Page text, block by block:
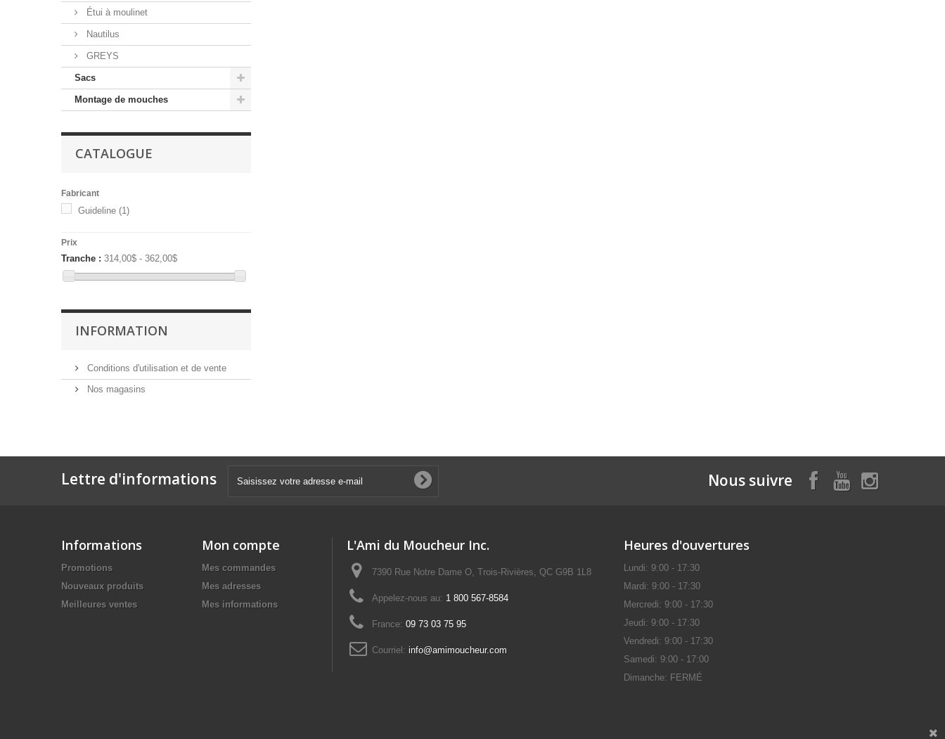
Étui à moulinet
Nautilus
GREYS
Sacs
Montage de mouches
CATALOGUE
Fabricant
Guideline (1)
Prix
Tranche : 314,00$ - 362,00$
INFORMATION
Conditions d'utilisation et de vente
Nos magasins
Lettre d'informations Nous suivre
Informations
Promotions
Nouveaux produits
Meilleures ventes
Mon compte
Mes commandes
Mes adresses
Mes informations
L'Ami du Moucheur Inc.
7390 Rue Notre Dame O, Trois-Rivières, QC G9B 1L8
Appelez-nous au: 1 800 567-8584
France: 09 73 03 75 95
Courriel: info@amimoucheur.com
Heures d'ouvertures
Lundi: 9:00 - 17:30
Mardi: 9:00 - 17:30
Mercredi: 9:00 - 17:30
Jeudi: 9:00 - 17:30
Vendredi: 9:00 - 17:30
Samedi: 9:00 - 17:00
Dimanche: FERMÉ